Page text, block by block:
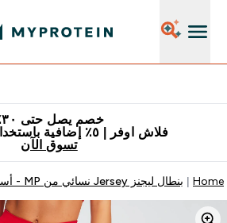
خصم يصل حتى ٣٠٪
فلاش اوفر | ٥٪ إضافية باستخدام كود محدود
تسوق الآن
Home بنطال ليجنز Jersey نسائي من MP - أسود